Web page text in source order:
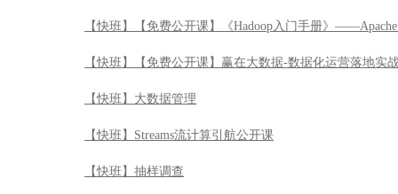
【快班】【免费公开课】《Hadoop入门手册》
【快班】【免费公开课】赢在大数据-数据化运营落地实
【快班】大数据管理
【快班】Streams流计算引航公开课
【快班】抽样调查